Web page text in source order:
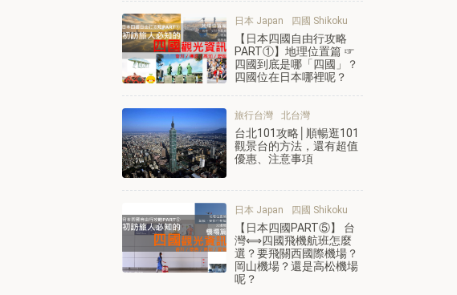
日本 Japan 四國 Shikoku
【日本四國自由行攻略
PART①】地理位置篇 ☞
四國到底是哪「四國」？
四國位在日本哪裡呢？
旅行台灣 北台灣
台北101攻略│順暢逛101
觀景台的方法，還有超值
優惠、注意事項
日本 Japan 四國 Shikoku
【日本四國PART⑤】 台
灣⟺四國飛機航班怎麼
選？要飛關西國際機場？
岡山機場？還是高松機場
呢？